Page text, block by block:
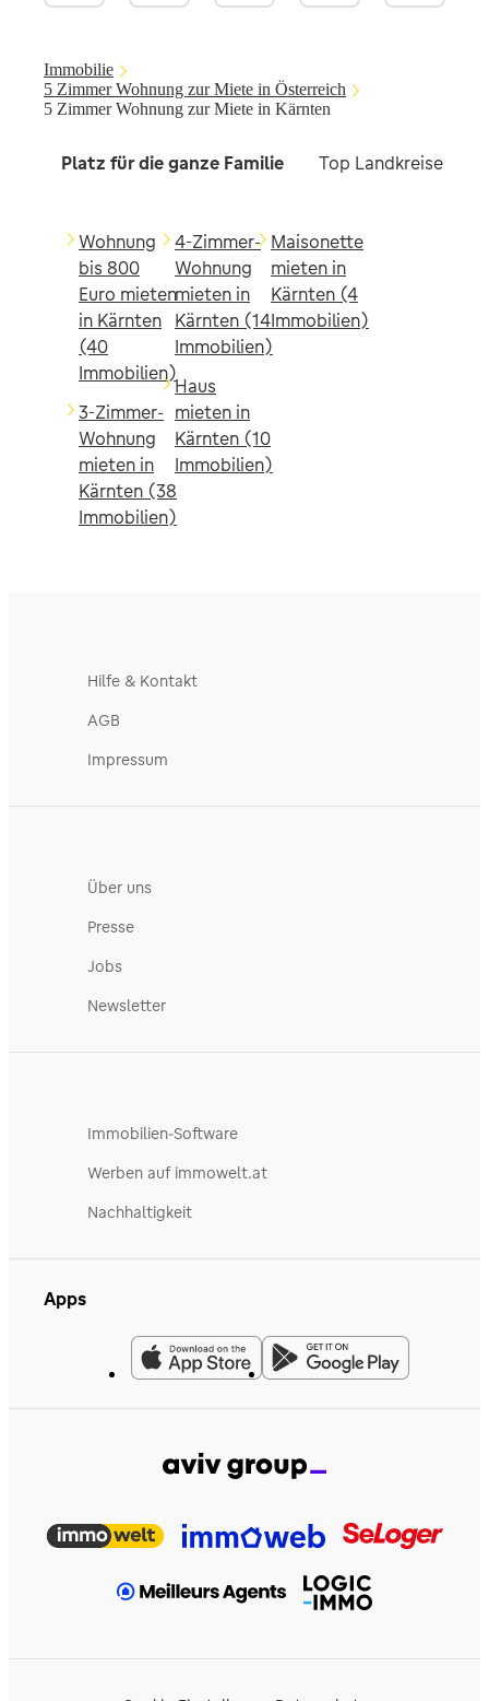
Immobilie
5 Zimmer Wohnung zur Miete in Österreich
5 Zimmer Wohnung zur Miete in Kärnten
Platz für die ganze Familie Top Landkreise und
Wohnung
bis 800
Euro mieten
in Kärnten
(40
Immobilien)
3-Zimmer-
Wohnung
mieten in
Kärnten (38
Immobilien)
4-Zimmer-
Wohnung
mieten in
Kärnten (14
Immobilien)
Haus
mieten in
Kärnten (10
Immobilien)
Maisonette
mieten in
Kärnten (4
Immobilien)
Hilfe & Kontakt
AGB
Impressum
Über uns
Presse
Jobs
Newsletter
Immobilien-Software
Werben auf immowelt.at
Nachhaltigkeit
Apps